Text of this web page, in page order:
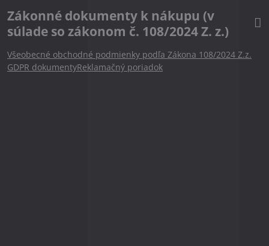
Zákonné dokumenty k nákupu (v
súlade so zákonom č. 108/2024 Z. z.)
Všeobecné obchodné podmienky podľa Zákona 108/2024 Z.z.
GDPR dokumentyReklamačný poriadok